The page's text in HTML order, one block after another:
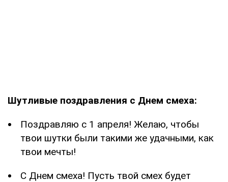
Шутливые поздравления с Днем смеха:
Поздравляю с 1 апреля! Желаю, чтобы
твои шутки были такими же удачными, как
твои мечты!
С Днем смеха! Пусть твой смех будет